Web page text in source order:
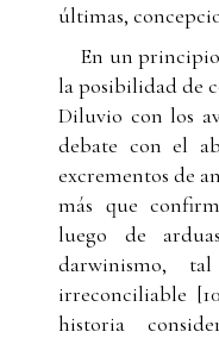
últimas,
En un
la posibilidad de
Diluvio con los
debate con el
excrementos de
más que
luego de
darwinismo,
irreconciliable
historia